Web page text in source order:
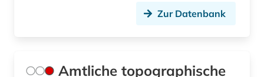
Zur Datenbank
Amtliche topographische